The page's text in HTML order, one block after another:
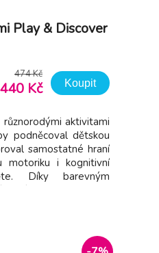
Play & Discover
474 Kč
440 Kč Koupit
aktivitami
podněcoval dětskou
samostatné hraní
motoriku i kognitivní
Díky barevným